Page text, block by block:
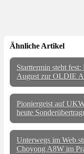
Ähnliche Artikel
Starttermin steht
August zur OLDIE
Pioniergeist auf
heute
Unterwegs im Web
Choyong A8W im